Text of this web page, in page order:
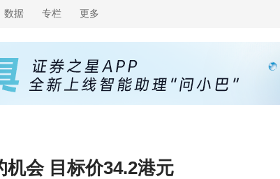
数据 专栏 更多
会 目标价34.2港元